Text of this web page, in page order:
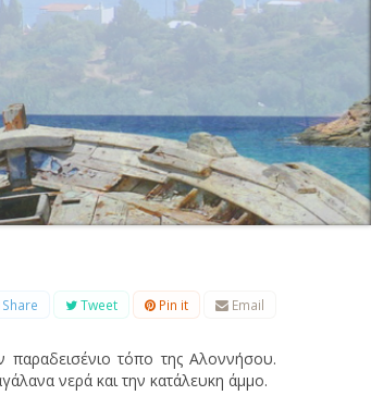
Tweet Pin it Email
παραδεισένιο τόπο της Αλοννήσου.
νερά και την κατάλευκη άμμο.